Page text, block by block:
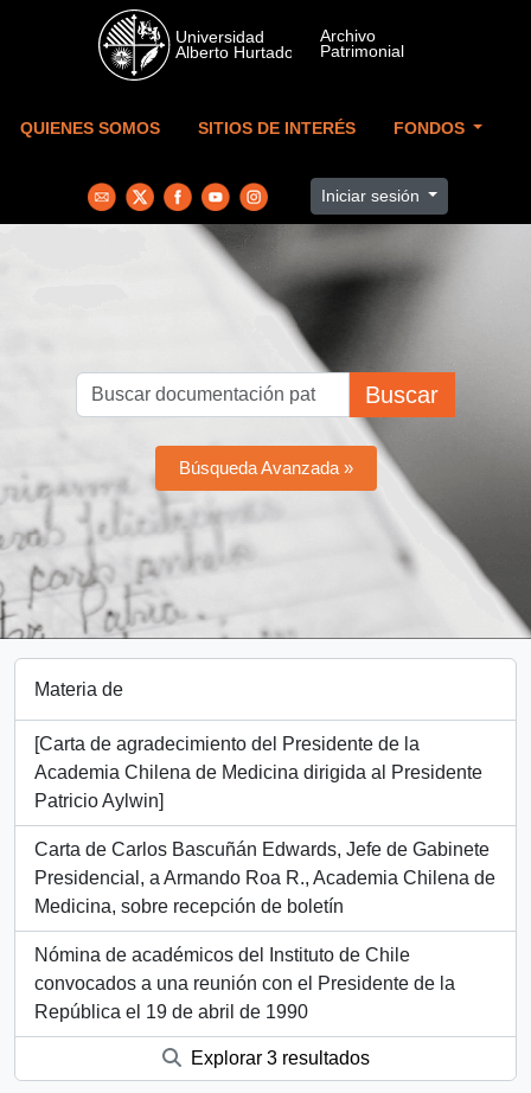
Skip to main content
QUIENES SOMOS SITIOS DE INTERÉS FONDOS
Iniciar sesión
Buscar
Búsqueda Avanzada »
Materia de
[Carta de agradecimiento del Presidente de la
Academia Chilena de Medicina dirigida al Presidente
Patricio Aylwin]
Carta de Carlos Bascuñán Edwards, Jefe de Gabinete
Presidencial, a Armando Roa R., Academia Chilena de
Medicina, sobre recepción de boletín
Nómina de académicos del Instituto de Chile
convocados a una reunión con el Presidente de la
República el 19 de abril de 1990
Explorar 3 resultados